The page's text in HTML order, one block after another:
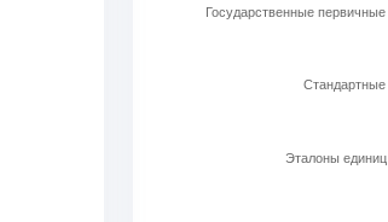
Государственные
Эталоны